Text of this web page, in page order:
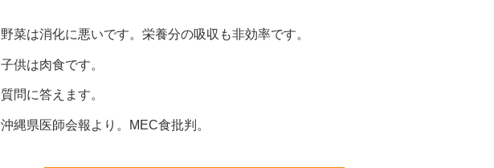
野菜は消化に悪いです。栄養分の吸収も非効率です。
子供は肉食です。
質問に答えます。
沖縄県医師会報より。MEC食批判。